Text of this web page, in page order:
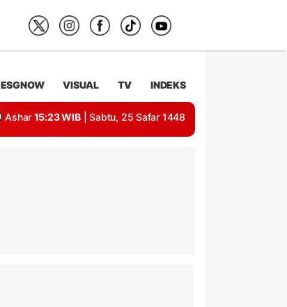
ESGNOW VISUAL TV INDEKS
Ashar 15:23 WIB | Sabtu, 25 Safar 1448